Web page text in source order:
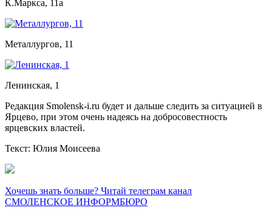
К.Маркса, 11а
Металлургов, 11
Ленинская, 1
Редакция Smolensk-i.ru будет и дальше следить за ситуацией в
Ярцево, при этом очень надеясь на добросовестность
ярцевских властей.
Текст: Юлия Моисеева
Хочешь знать больше? Читай телеграм канал
СМОЛЕНСКОЕ ИНФОРМБЮРО